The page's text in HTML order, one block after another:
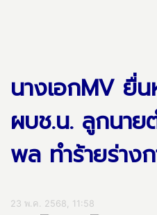
นางเอกMV ยื่
ผบช.น. ลูกนาย
พล ทำร้ายร่าง
23 พ.ค. 2568, 11:58